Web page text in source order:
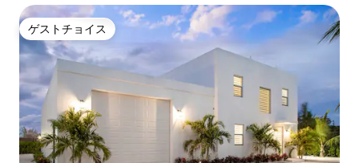
ゲストチョイス
ゲストチョイス